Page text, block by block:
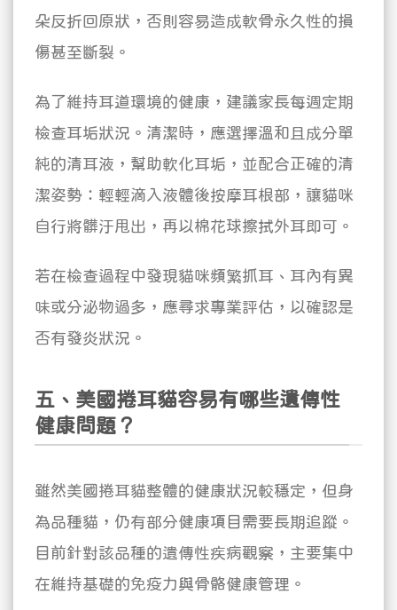
朵反折回原狀，否則容易造成軟骨永久性的損
傷甚至斷裂。
為了維持耳道環境的健康，建議家長每週定期
檢查耳垢狀況。清潔時，應選擇溫和且成分單
純的清耳液，幫助軟化耳垢，並配合正確的清
潔姿勢：輕輕滴入液體後按摩耳根部，讓貓咪
自行將髒汙甩出，再以棉花球擦拭外耳即可。
若在檢查過程中發現貓咪頻繁抓耳、耳內有異
味或分泌物過多，應尋求專業評估，以確認是
否有發炎狀況。
五、美國捲耳貓容易有哪些遺傳性
健康問題？
雖然美國捲耳貓整體的健康狀況較穩定，但身
為品種貓，仍有部分健康項目需要長期追蹤。
目前針對該品種的遺傳性疾病觀察，主要集中
在維持基礎的免疫力與骨骼健康管理。